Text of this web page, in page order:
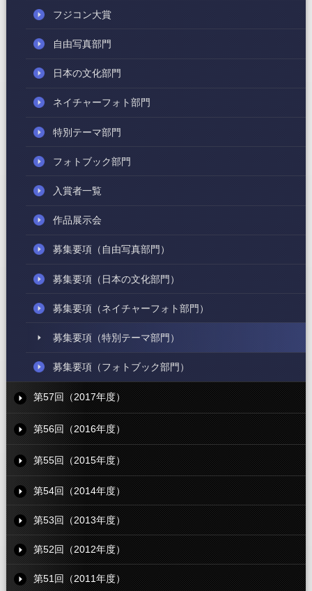
フジコン大賞
自由写真部門
日本の文化部門
ネイチャーフォト部門
特別テーマ部門
フォトブック部門
入賞者一覧
作品展示会
募集要項 （自由写真部門）
募集要項 （日本の文化部門）
募集要項 （ネイチャーフォト部門）
募集要項 （特別テーマ部門）
募集要項 （フォトブック部門）
第57回（2017年度）
第56回（2016年度）
第55回（2015年度）
第54回（2014年度）
第53回（2013年度）
第52回（2012年度）
第51回（2011年度）